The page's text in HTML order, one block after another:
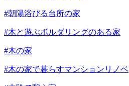
#朝陽浴びる台所の家
#木と遊ぶボルダリングのある家
#木の家
#木の家で暮らすマンションリノベ